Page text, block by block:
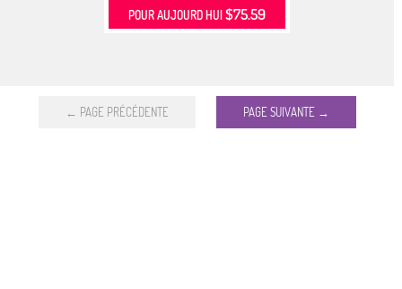
POUR AUJOURD HUI$75.59
← PAGE PRÉCÉDENTE PAGE SUIVANTE →